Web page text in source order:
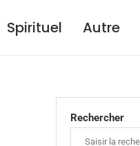
Spirituel Autre
Rechercher